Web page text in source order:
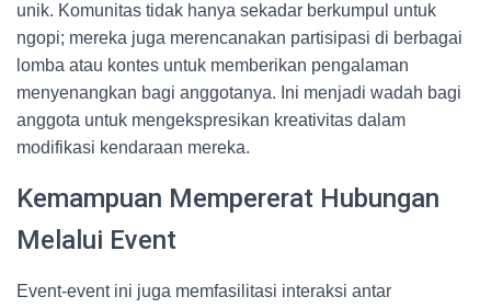
unik. Komunitas tidak hanya sekadar berkumpul untuk
ngopi; mereka juga merencanakan partisipasi di berbagai
lomba atau kontes untuk memberikan pengalaman
menyenangkan bagi anggotanya. Ini menjadi wadah bagi
anggota untuk mengekspresikan kreativitas dalam
modifikasi kendaraan mereka.
Kemampuan Mempererat Hubungan
Melalui Event
Event-event ini juga memfasilitasi interaksi antar